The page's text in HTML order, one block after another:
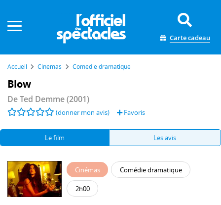
Carte cadeau
Accueil Cinémas Comédie dramatique
Blow
DeTed Demme(2001)
(donner mon avis) Favoris
Le film Les avis
Cinémas Comédie dramatique
2h00